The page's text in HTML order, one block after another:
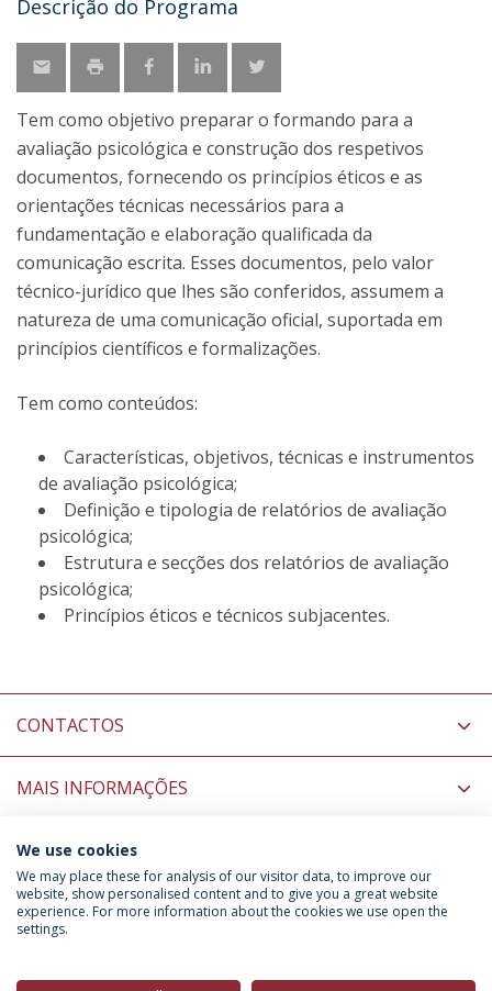
Descrição do Programa
Tem como objetivo preparar o formando para a
avaliação psicológica e construção dos respetivos
documentos, fornecendo os princípios éticos e as
orientações técnicas necessários para a
fundamentação e elaboração qualificada da
comunicação escrita. Esses documentos, pelo valor
técnico-jurídico que lhes são conferidos, assumem a
natureza de uma comunicação oficial, suportada em
princípios científicos e formalizações.
Tem como conteúdos:
Características, objetivos, técnicas e instrumentos
de avaliação psicológica;
Definição e tipologia de relatórios de avaliação
psicológica;
Estrutura e secções dos relatórios de avaliação
psicológica;
Princípios éticos e técnicos subjacentes.
CONTACTOS
MAIS INFORMAÇÕES
COORDENADORES
Política de Privacidade
Termos & Condições
We use cookies
We may place these for analysis of our visitor data, to improve our
website, show personalised content and to give you a great website
experience. For more information about the cookies we use open the
settings.